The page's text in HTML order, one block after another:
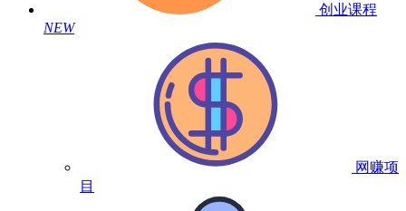
创业课程
NEW
网赚项
目